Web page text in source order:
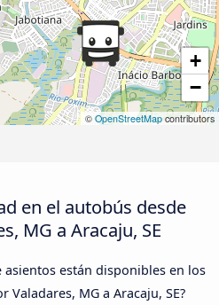
+
−
© OpenStreetMapcontributors
en el autobús desde
MG a Aracaju, SE
asientos están disponibles en los
Valadares, MG a Aracaju, SE?